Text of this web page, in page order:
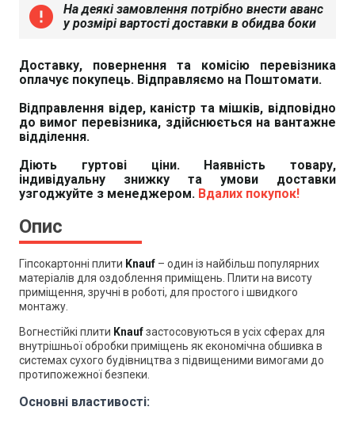
error
На деякі замовлення потрібно внести аванс
у розмірі вартості доставки в обидва боки
Доставку, повернення та комісію перевізника
оплачує покупець. Відправляємо на Поштомати.
Відправлення відер, каністр та мішків, відповідно
до вимог перевізника, здійснюється на вантажне
відділення.
Діють гуртові ціни. Наявність товару,
індивідуальну знижку та умови доставки
узгоджуйте з менеджером. Вдалих покупок!
Опис
Гіпсокартонні плити Knauf – один із найбільш популярних
матеріалів для оздоблення приміщень. Плити на висоту
приміщення, зручні в роботі, для простого і швидкого
монтажу.
Вогнестійкі плити Knaufзастосовуються в усіх сферах для
внутрішньої обробки приміщень як економічна обшивка в
системах сухого будівництва з підвищеними вимогами до
протипожежної безпеки.
Основні властивості: